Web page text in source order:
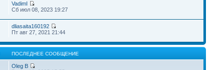
VadimI
Сб июл 08, 2023 19:27
dliasaita160192
Пт авг 27, 2021 21:44
ПОСЛЕДНЕЕ СООБЩЕНИЕ
Oleg B